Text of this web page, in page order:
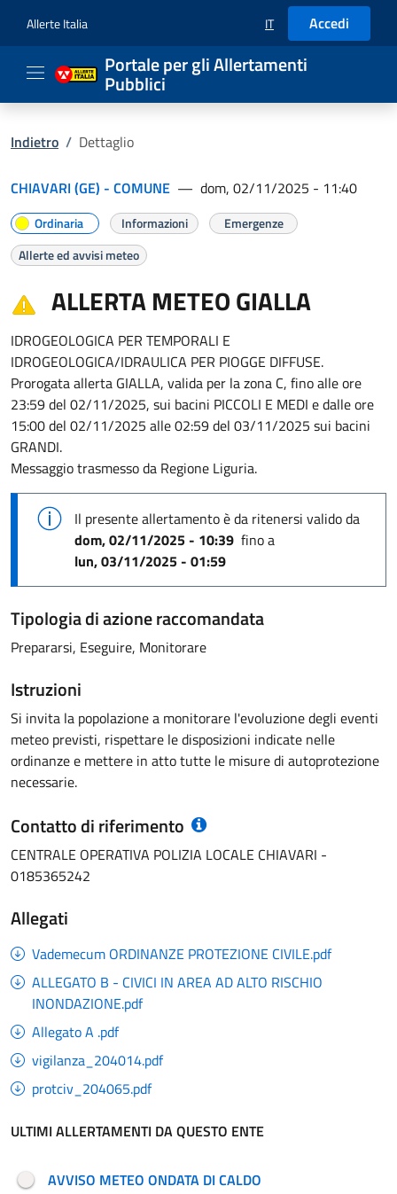
Allerte Italia SELEZIONE LINGUA:
IT Accedi
Portale per gli Allertamenti
Pubblici
Indietro / Dettaglio
CHIAVARI (GE) - COMUNE — dom, 02/11/2025 - 11:40
Ordinaria Informazioni
Emergenze
Allerte ed avvisi meteo
ALLERTA METEO GIALLA
IDROGEOLOGICA PER TEMPORALI E
IDROGEOLOGICA/IDRAULICA PER PIOGGE DIFFUSE.
Prorogata allerta GIALLA, valida per la zona C, fino alle ore
23:59 del 02/11/2025, sui bacini PICCOLI E MEDI e dalle ore
15:00 del 02/11/2025 alle 02:59 del 03/11/2025 sui bacini
GRANDI.
Messaggio trasmesso da Regione Liguria.
Il presente allertamento è da ritenersi validoda
dom, 02/11/2025 - 10:39 fino a
lun, 03/11/2025 - 01:59
Tipologia di azione raccomandata
Prepararsi, Eseguire, Monitorare
Istruzioni
Si invita la popolazione a monitorare l'evoluzione degli eventi
meteo previsti, rispettare le disposizioni indicate nelle
ordinanze e mettere in atto tutte le misure di autoprotezione
necessarie.
Contatto di riferimento
CENTRALE OPERATIVA POLIZIA LOCALE CHIAVARI -
0185365242
Allegati
Vademecum ORDINANZE PROTEZIONE CIVILE.pdf
ALLEGATO B - CIVICI IN AREA AD ALTO RISCHIO
INONDAZIONE.pdf
Allegato A .pdf
vigilanza_204014.pdf
protciv_204065.pdf
ULTIMI ALLERTAMENTI DA QUESTO ENTE
AVVISO METEO ONDATA DI CALDO